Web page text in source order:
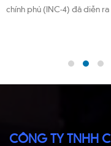
chính phủ (INC-4) đã diễn ra
CÔNG TY TNHH